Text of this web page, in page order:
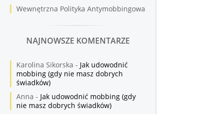
Wewnętrzna Polityka Antymobbingowa
NAJNOWSZE KOMENTARZE
Karolina Sikorska - Jak udowodnić
mobbing (gdy nie masz dobrych
świadków)
Anna - Jak udowodnić mobbing (gdy
nie masz dobrych świadków)